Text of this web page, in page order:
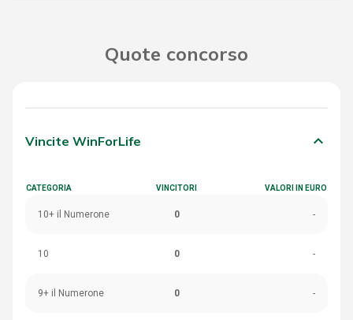
Quote concorso
Vincite WinForLife keyboard_arrow_down
CATEGORIA VINCITORI VALORI IN EURO
10+ il Numerone 0 -
10 0 -
9+ il Numerone 0 -